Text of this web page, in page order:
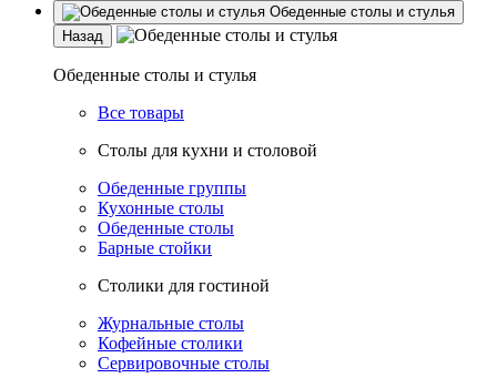
Обеденные столы и стулья
Назад
Обеденные столы и стулья
Все товары
Столы для кухни и столовой
Обеденные группы
Кухонные столы
Обеденные столы
Барные стойки
Столики для гостиной
Журнальные столы
Кофейные столики
Сервировочные столы